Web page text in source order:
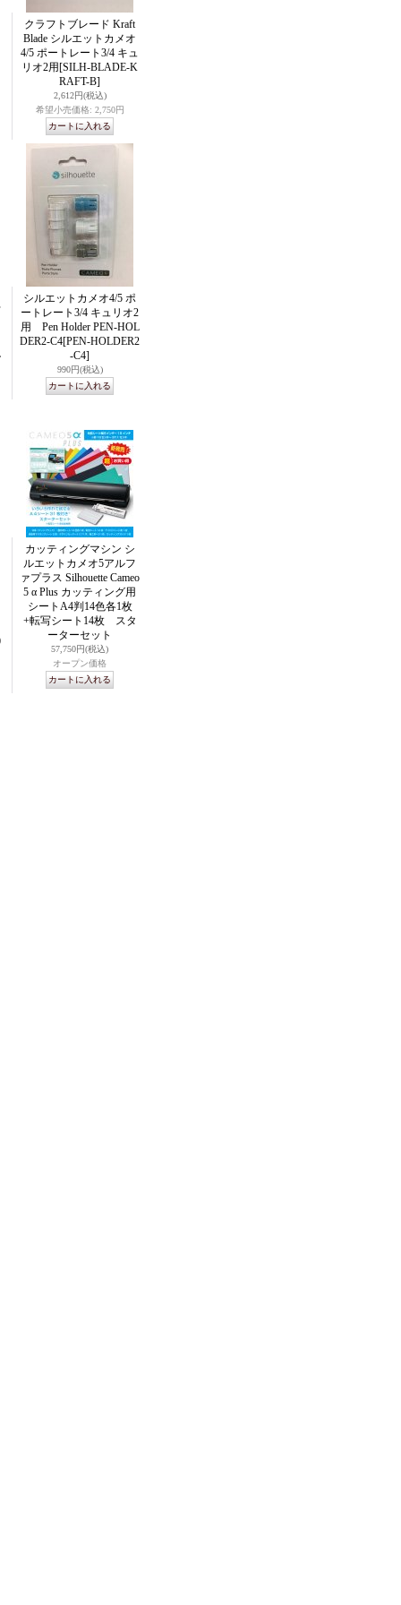
クラフトブレード Kraft
Blade シルエットカメオ
4/5 ポートレート3/4 キュ
リオ2用 [SILH-BLADE-K
RAFT-B]
2,612円(税込)
希望小売価格: 2,750円
シルエットカメオ4/5 ポ
ートレート3/4 キュリオ2
用 Pen Holder PEN-HOL
DER2-C4[PEN-HOLDER2
-C4]
990円(税込)
カッティングマシン シ
ルエットカメオ5アルフ
ァプラス Silhouette Cameo
5 α Plus カッティング用
シートA4判14色各1枚
+転写シート14枚 スタ
ーターセット
57,750円(税込)
オープン価格